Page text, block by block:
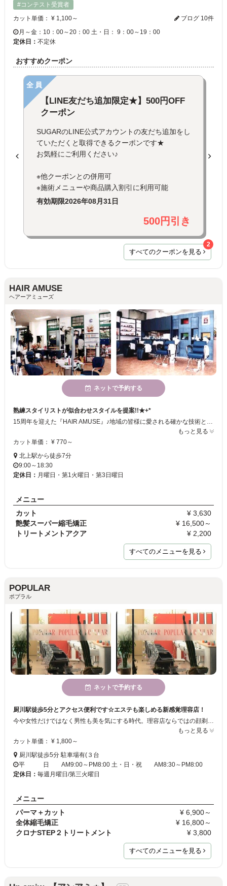
#コンテスト受賞者
カット単価： ¥ 1,100～
ブログ 10件
月～金：10：00～20：00 土・日： 9：00～19：00
定休日： 不定休
おすすめクーポン
全員
【LINE友だち追加限定★】500円OFF
クーポン
SUGARのLINE公式アカウントの友だち追加をし
ていただくと取得できるクーポンです★
お気軽にご利用ください♪
※他クーポンとの併用可
※施術メニューや商品購入割引に利用可能
有効期限2026年08月31日
500円引き
すべてのクーポンを見る
2
HAIR AMUSE
ヘアーアミューズ
ネットで予約する
熟練スタイリストが似合わせスタイルを提案!!★+*
もっと見る
カット単価： ¥ 770～
北上駅から徒歩7分
9:00～18:30
定休日： 月曜日・第1火曜日・第3日曜日
メニュー
カット
¥ 3,630
艶髪スーパー縮毛矯正
¥ 16,500～
トリートメントアクア
¥ 2,200
すべてのメニューを見る
POPULAR
ポプラル
ネットで予約する
厨川駅徒歩5分とアクセス便利です☆エステも楽しめる新感覚理容店！
もっと見る
カット単価： ¥ 1,800～
厨川駅徒歩5分 駐車場有(３台
平 日 AM9:00～PM8:00 土・日・祝 AM8:30～PM8:00
定休日： 毎週月曜日/第三火曜日
メニュー
パーマ＋カット
¥ 6,900～
全体縮毛矯正
¥ 16,800～
クロナSTEP２トリートメント
¥ 3,800
すべてのメニューを見る